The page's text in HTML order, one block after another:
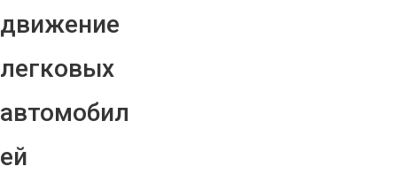
движение
легковых
автомобил
ей